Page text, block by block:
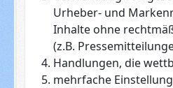
Urheber- und
Inhalte ohne
(z.B.
Handlungen, die
mehrfache